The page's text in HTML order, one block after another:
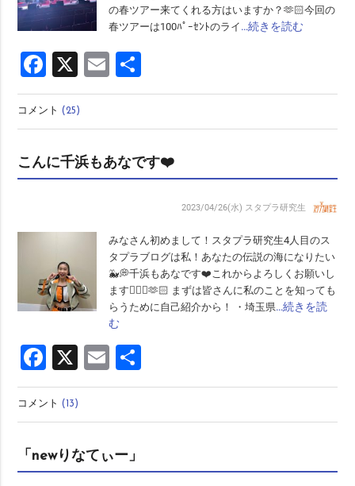
の春ツアー来てくれる方はいますか？🫶🏻今回の
春ツアーは100ﾊﾟｰｾﾝﾄのライ …続きを読む
Facebook
X Email
有
コメント(25)
こんに千浜もあなです❤️
2023/04/26(水) スタプラ研究生
みなさん初めまして！スタプラ研究生4人目のス
タプラブログは私！あなたの伝説の海になりたい
🐳💭千浜もあなです❤️これからよろしくお願いし
ます🙇🏻‍♀️🫶🏻 まずは皆さんに私のことを知っても
らうために自己紹介から！ ・埼玉県…続きを読
む
Facebook
X Email
有
コメント(13)
「newりなてぃー」